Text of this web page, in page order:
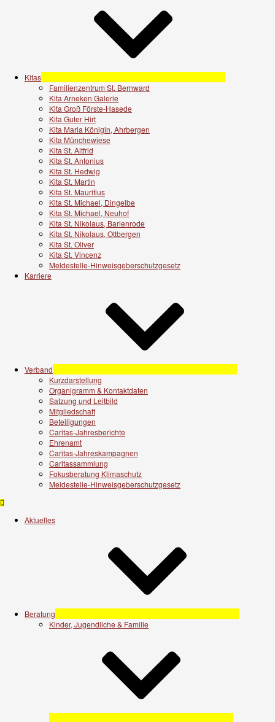
Kitas
Familienzentrum St. Bernward
Kita Arneken Galerie
Kita Groß Förste-Hasede
Kita Guter Hirt
Kita Maria Königin, Ahrbergen
Kita Münchewiese
Kita St. Altfrid
Kita St. Antonius
Kita St. Hedwig
Kita St. Martin
Kita St. Mauritius
Kita St. Michael, Dingelbe
Kita St. Michael, Neuhof
Kita St. Nikolaus, Barienrode
Kita St. Nikolaus, Ottbergen
Kita St. Oliver
Kita St. Vincenz
Meldestelle-Hinweisgeberschutzgesetz
Karriere
Verband
Kurzdarstellung
Organigramm & Kontaktdaten
Satzung und Leitbild
Mitgliedschaft
Beteiligungen
Caritas-Jahresberichte
Ehrenamt
Caritas-Jahreskampagnen
Caritassammlung
Fokusberatung Klimaschutz
Meldestelle-Hinweisgeberschutzgesetz
Aktuelles
Beratung
Kinder, Jugendliche & Familie